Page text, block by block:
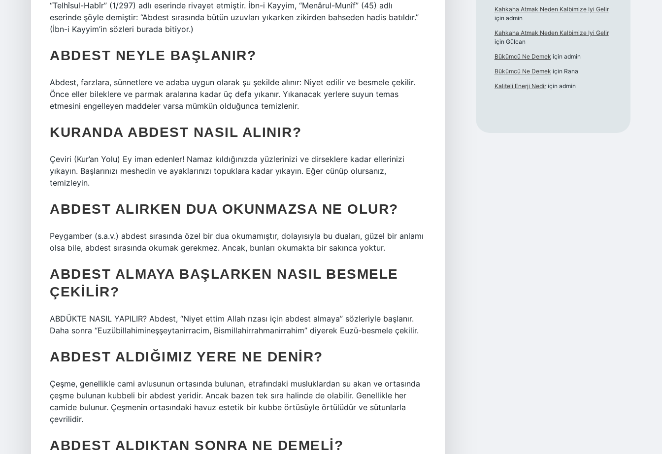
“Telhîsul-Habîr” (1/297) adlı eserinde rivayet etmiştir. İbn-i Kayyim, “Menârul-Munîf” (45) adlı
eserinde şöyle demiştir: “Abdest sırasında bütün uzuvları yıkarken zikirden bahseden hadis batıldır.”
(İbn-i Kayyim’in sözleri burada bitiyor.)
ABDEST NEYLE BAŞLANIR?
Abdest, farzlara, sünnetlere ve adaba uygun olarak şu şekilde alınır: Niyet edilir ve besmele çekilir.
Önce eller bileklere ve parmak aralarına kadar üç defa yıkanır. Yıkanacak yerlere suyun temas
etmesini engelleyen maddeler varsa mümkün olduğunca temizlenir.
KURANDA ABDEST NASIL ALINIR?
Çeviri (Kur’an Yolu) Ey iman edenler! Namaz kıldığınızda yüzlerinizi ve dirseklere kadar ellerinizi
yıkayın. Başlarınızı meshedin ve ayaklarınızı topuklara kadar yıkayın. Eğer cünüp olursanız,
temizleyin.
ABDEST ALIRKEN DUA OKUNMAZSA NE OLUR?
Peygamber (s.a.v.) abdest sırasında özel bir dua okumamıştır, dolayısıyla bu duaları, güzel bir anlamı
olsa bile, abdest sırasında okumak gerekmez. Ancak, bunları okumakta bir sakınca yoktur.
ABDEST ALMAYA BAŞLARKEN NASIL BESMELE
ÇEKILIR?
ABDÜKTE NASIL YAPILIR? Abdest, “Niyet ettim Allah rızası için abdest almaya” sözleriyle başlanır.
Daha sonra “Euzübillahimineşşeytanirracim, Bismillahirrahmanirrahim” diyerek Euzü-besmele çekilir.
ABDEST ALDIĞIMIZ YERE NE DENIR?
Çeşme, genellikle cami avlusunun ortasında bulunan, etrafındaki musluklardan su akan ve ortasında
çeşme bulunan kubbeli bir abdest yeridir. Ancak bazen tek sıra halinde de olabilir. Genellikle her
camide bulunur. Çeşmenin ortasındaki havuz estetik bir kubbe örtüsüyle örtülüdür ve sütunlarla
çevrilidir.
ABDEST ALDIKTAN SONRA NE DEMELI?
Kahkaha Atmak Neden Kalbimize Iyi Gelir
için admin
Kahkaha Atmak Neden Kalbimize Iyi Gelir
için Gülcan
Bükümcü Ne Demek için admin
Bükümcü Ne Demek için Rana
Kaliteli Enerji Nediriçin admin